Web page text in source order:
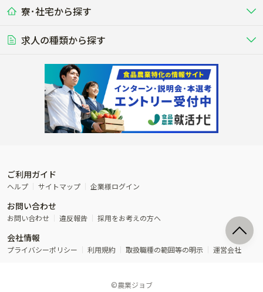
養豚
る養豚場
レースで活躍する馬の手入れや子馬
その他畜産
その他動物の畜産業（羊、ウズラな
ど）
畑・圃場で野菜・穀物を生産 ビニールハウスで多様な野菜の生産
稲作
ビニールハウスで観賞用植物の栽
植物工場
環境制御された工場で野菜の生産管
理
農業資材･肥料
農場設備・肥料・飼料の生産・流
農業用の機械・機材の開発・販
流通･商社
農産物・農産品の物流・卸し・輸出
入
製造･加工･販売 福祉
その他農業関連企業
ネス
その他業種
木材の植林・伐採・加工、または
漁業･養殖
魚介類の採捕・養殖、または水産加
工場
研究･開発 WEB･IT
その他職種
学歴不問
50代採用実績あり
AT免許OK
内定まで最短1週間 管理者･幹部採用
社会保険完備
食事補助あり
年間休日100日以上
経験者優遇 独立支援可能
寮･社宅から探す
単身寮あり
寮･社宅相談可
求人の種類から探す
転職おまかせ求人
ご利用ガイド
ヘルプ サイトマップ 企業様ログイン
お問い合わせ
お問い合わせ 違反報告 採用をお考えの方へ
会社情報
プライバシーポリシー 利用規約 取扱職種の範囲等の明示 運営会社
©農業ジョブ